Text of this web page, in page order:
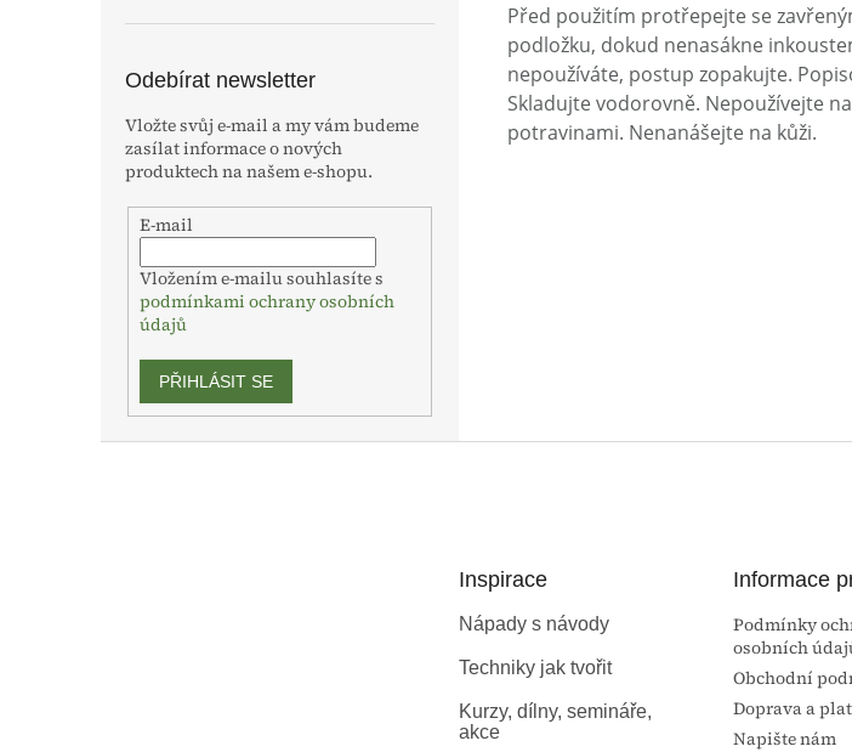
Odebírat newsletter
Vložte svůj e-mail a my vám budeme
zasílat informace o nových
produktech na našem e-shopu.
E-mail
Vložením e-mailu souhlasíte s
podmínkami ochrany osobních
údajů
PŘIHLÁSIT SE
Před použitím protřepejte se
podložku, dokud nenasákne
nepoužíváte, postup zopakujte.
Skladujte vodorovně. Nepoužívejte
potravinami. Nenanášejte na kůži.
Inspirace
Nápady s návody
Techniky jak tvořit
Kurzy, dílny, semináře,
akce
Informace
Podmínky
osobních
Obchodní
Doprava a
Napište nám